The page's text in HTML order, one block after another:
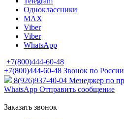
Одноклассники
MAX
Viber
Viber
WhatsApp
+7(800)444-60-48
+7(800)444-60-48 Звонок по
8(926)937-40-04 Менеджер по
WhatsApp Отправить сообщение
Заказать звонок